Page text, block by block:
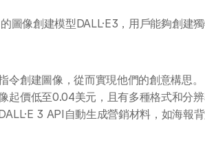
像創建模型DALL·E3，用戶能夠創建獨
令創建圖像，從而實現他們的創意構思。
起價低至0.04美元，且有多種格式和分辨
3 API自動生成營銷材料，如海報